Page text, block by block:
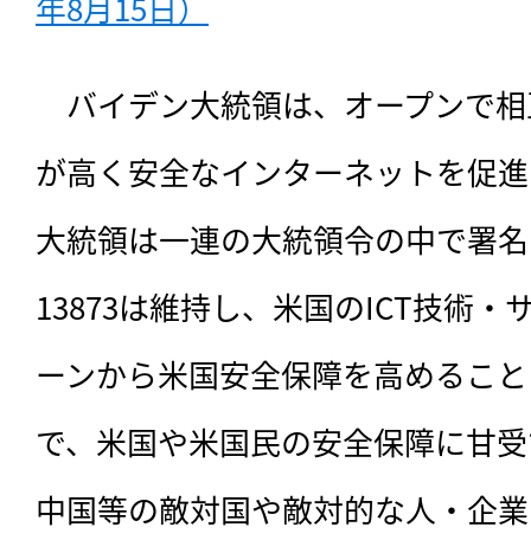
バイデン大統領は、オープンで
が高く安全なインターネットを促
大統領は一連の大統領令の中で署
13873は維持し、米国のICT技術・
ーンから米国安全保障を高めるこ
で、米国や米国民の安全保障に甘
中国等の敵対国や敵対的な人・企